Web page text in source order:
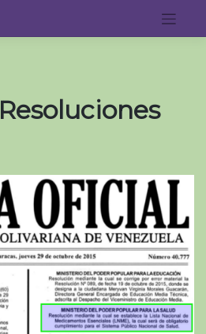
Resoluciones